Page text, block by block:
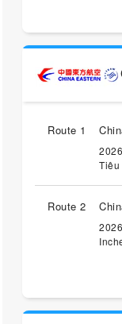
Route 1
Tiêu
Route 2